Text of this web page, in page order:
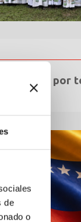
de
o
por